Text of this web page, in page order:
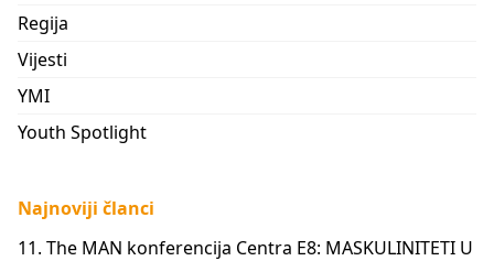
Regija
Vijesti
YMI
Youth Spotlight
Najnoviji članci
11. The MAN konferencija Centra E8: MASKULINITETI U